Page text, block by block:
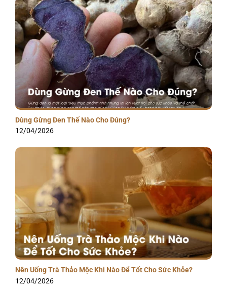
Dùng Gừng Đen Thế Nào Cho Đúng?
12/04/2026
Nên Uống Trà Thảo Mộc Khi Nào Để Tốt Cho Sức Khỏe?
12/04/2026